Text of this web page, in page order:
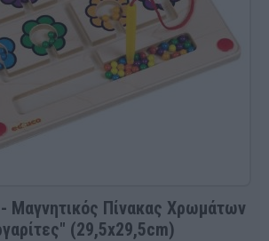
Μαγνητικός Πίνακας Χρωμάτων
(29,5x29,5cm)